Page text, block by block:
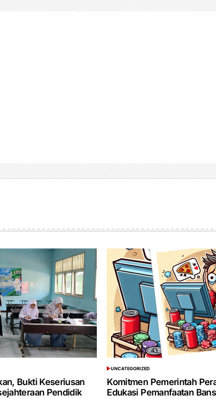
Bukti Keseriusan
Pendidik
POSTED
IN
UNCATEGORIZED
Komitmen Pemerintah
Edukasi Pemanfaatan